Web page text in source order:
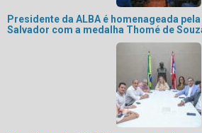
Presidente da ALBA é homenageada
Salvador com a medalha Thomé de